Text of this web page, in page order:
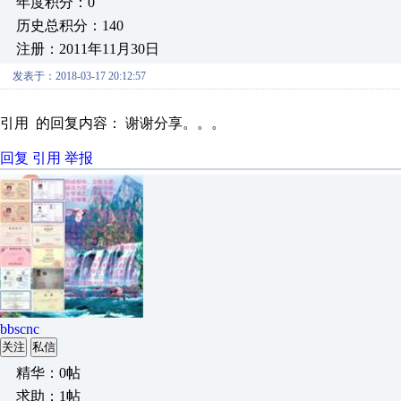
历史总积分：140
注册：2011年11月30日
发表于：2018-03-17 20:12:57
引用 的回复内容： 谢谢分享。。。
回复 引用 举报
bbscnc
关注 私信
精华：0帖
求助：1帖